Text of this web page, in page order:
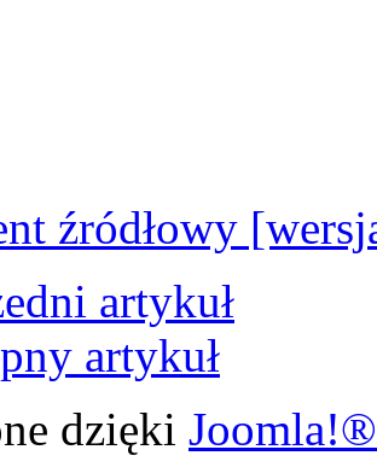
źródłowy
artykuł
artykuł
dzięki Joomla!®